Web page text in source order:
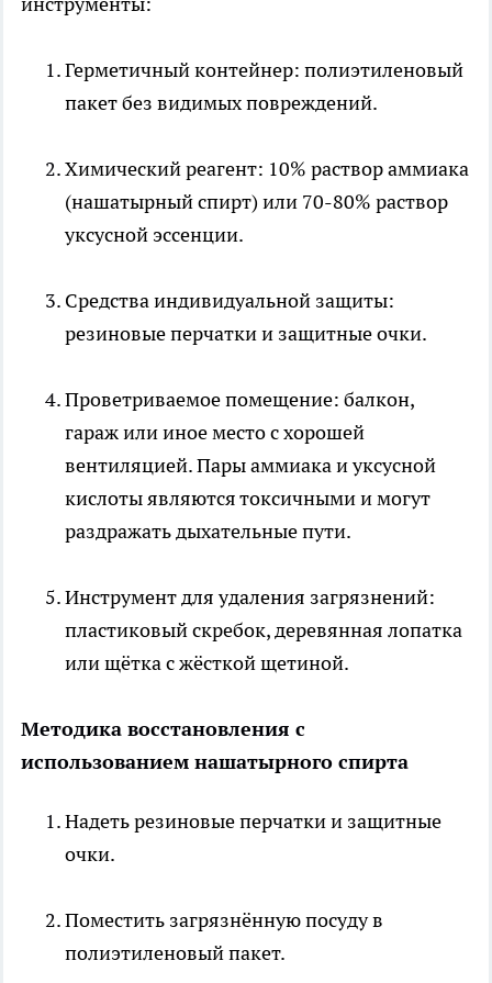
Герметичный контейнер: полиэтиленовый
пакет без видимых повреждений.
Химический реагент: 10% раствор аммиака
(нашатырный спирт) или 70-80% раствор
уксусной эссенции.
Средства индивидуальной защиты:
резиновые перчатки и защитные очки.
Проветриваемое помещение: балкон,
гараж или иное место с хорошей
вентиляцией. Пары аммиака и уксусной
кислоты являются токсичными и могут
раздражать дыхательные пути.
Инструмент для удаления загрязнений:
пластиковый скребок, деревянная лопатка
или щётка с жёсткой щетиной.
Методика восстановления с
использованием нашатырного спирта
Надеть резиновые перчатки и защитные
очки.
Поместить загрязнённую посуду в
полиэтиленовый пакет.